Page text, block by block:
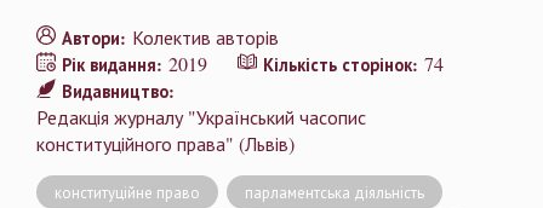
Автори: Колектив авторів
Рік видання: 2019 Кількість сторінок: 74
Видавництво:
Редакція журналу "Український часопис
конституційного права" (Львів)
конституційне право
парламентська діяльність